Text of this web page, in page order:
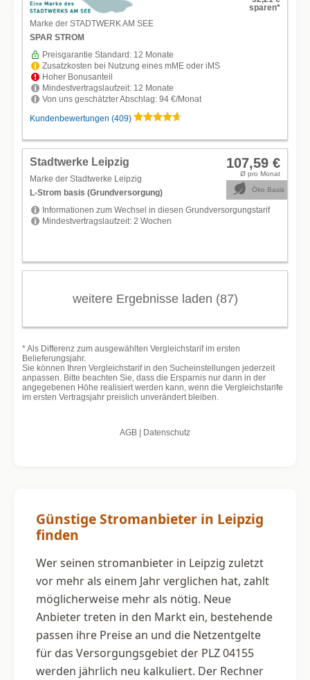
Günstige Stromanbieter in Leipzig
finden
Wer seinen stromanbieter in Leipzig zuletzt
vor mehr als einem Jahr verglichen hat, zahlt
möglicherweise mehr als nötig. Neue
Anbieter treten in den Markt ein, bestehende
passen ihre Preise an und die Netzentgelte
für das Versorgungsgebiet der PLZ 04155
werden jährlich neu kalkuliert. Der Rechner